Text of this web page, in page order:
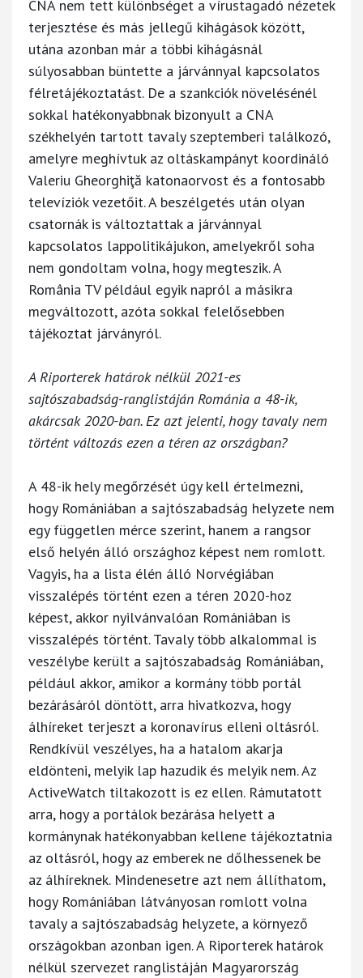
CNA nem tett különbséget a vírustagadó nézetek
terjesztése és más jellegű kihágások között,
utána azonban már a többi kihágásnál
súlyosabban büntette a járvánnyal kapcsolatos
félretájékoztatást. De a szankciók növelésénél
sokkal hatékonyabbnak bizonyult a CNA
székhelyén tartott tavaly szeptemberi találkozó,
amelyre meghívtuk az oltáskampányt koordináló
Valeriu Gheorghiţă katonaorvost és a fontosabb
televíziók vezetőit. A beszélgetés után olyan
csatornák is változtattak a járvánnyal
kapcsolatos lappolitikájukon, amelyekről soha
nem gondoltam volna, hogy megteszik. A
România TV például egyik napról a másikra
megváltozott, azóta sokkal felelősebben
tájékoztat járványról.
A Riporterek határok nélkül 2021-es
sajtószabadság-ranglistáján Románia a 48-ik,
akárcsak 2020-ban. Ez azt jelenti, hogy tavaly nem
történt változás ezen a téren az országban?
A 48-ik hely megőrzését úgy kell értelmezni,
hogy Romániában a sajtószabadság helyzete nem
egy független mérce szerint, hanem a rangsor
első helyén álló országhoz képest nem romlott.
Vagyis, ha a lista élén álló Norvégiában
visszalépés történt ezen a téren 2020-hoz
képest, akkor nyilvánvalóan Romániában is
visszalépés történt. Tavaly több alkalommal is
veszélybe került a sajtószabadság Romániában,
például akkor, amikor a kormány több portál
bezárásáról döntött, arra hivatkozva, hogy
álhíreket terjeszt a koronavírus elleni oltásról.
Rendkívül veszélyes, ha a hatalom akarja
eldönteni, melyik lap hazudik és melyik nem. Az
ActiveWatch tiltakozott is ez ellen. Rámutatott
arra, hogy a portálok bezárása helyett a
kormánynak hatékonyabban kellene tájékoztatnia
az oltásról, hogy az emberek ne dőlhessenek be
az álhíreknek. Mindenesetre azt nem állíthatom,
hogy Romániában látványosan romlott volna
tavaly a sajtószabadság helyzete, a környező
országokban azonban igen. A Riporterek határok
nélkül szervezet ranglistáján Magyarország